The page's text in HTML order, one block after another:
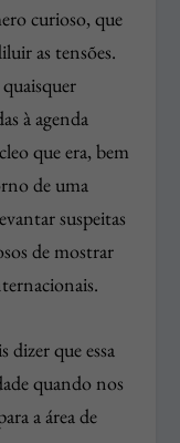
curioso, que
as tensões.
à agenda
que era, bem
de uma
suspeitas
de mostrar
dizer que essa
quando nos
a área de